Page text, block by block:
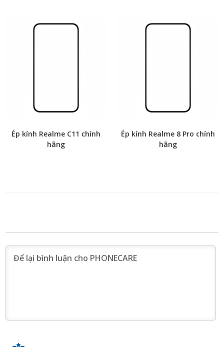
Ép kính Realme C11 chính
hãng
Ép kính Realme 8 Pro chính
hãng